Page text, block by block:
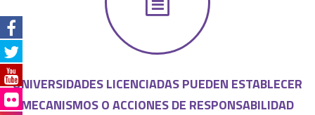
UNIVERSIDADES LICENCIADAS PUEDEN ESTABLECER
MECANISMOS O ACCIONES DE RESPONSABILIDAD